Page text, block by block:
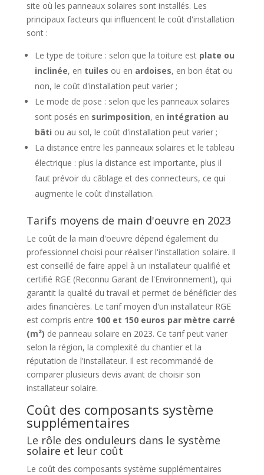
site où les panneaux solaires sont installés. Les
principaux facteurs qui influencent le coût d'installation
sont :
Le type de toiture : selon que la toiture est plate ou
inclinée, en tuiles ou en ardoises, en bon état ou
non, le coût d'installation peut varier ;
Le mode de pose : selon que les panneaux solaires
sont posés en surimposition, en intégration au
bâti ou au sol, le coût d'installation peut varier ;
La distance entre les panneaux solaires et le tableau
électrique : plus la distance est importante, plus il
faut prévoir du câblage et des connecteurs, ce qui
augmente le coût d'installation.
Tarifs moyens de main d'oeuvre en 2023
Le coût de la main d'oeuvre dépend également du
professionnel choisi pour réaliser l'installation solaire. Il
est conseillé de faire appel à un installateur qualifié et
certifié RGE (Reconnu Garant de l'Environnement), qui
garantit la qualité du travail et permet de bénéficier des
aides financières. Le tarif moyen d'un installateur RGE
est compris entre 100 et 150 euros par mètre carré
(m²) de panneau solaire en 2023. Ce tarif peut varier
selon la région, la complexité du chantier et la
réputation de l'installateur. Il est recommandé de
comparer plusieurs devis avant de choisir son
installateur solaire.
Coût des composants système
supplémentaires
Le rôle des onduleurs dans le système
solaire et leur coût
Le coût des composants système supplémentaires